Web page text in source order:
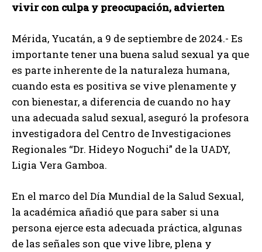
vivir con culpa y preocupación, advierten
Mérida, Yucatán, a 9 de septiembre de 2024.- Es
importante tener una buena salud sexual ya que
es parte inherente de la naturaleza humana,
cuando esta es positiva se vive plenamente y
con bienestar, a diferencia de cuando no hay
una adecuada salud sexual, aseguró la profesora
investigadora del Centro de Investigaciones
Regionales “Dr. Hideyo Noguchi” de la UADY,
Ligia Vera Gamboa.
En el marco del Día Mundial de la Salud Sexual,
la académica añadió que para saber si una
persona ejerce esta adecuada práctica, algunas
de las señales son que vive libre, plena y